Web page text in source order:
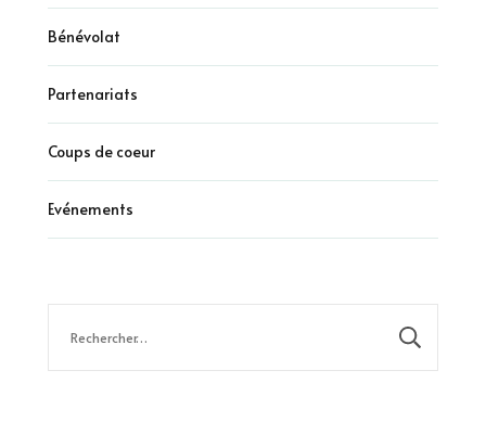
Bénévolat
Partenariats
Coups de coeur
Evénements